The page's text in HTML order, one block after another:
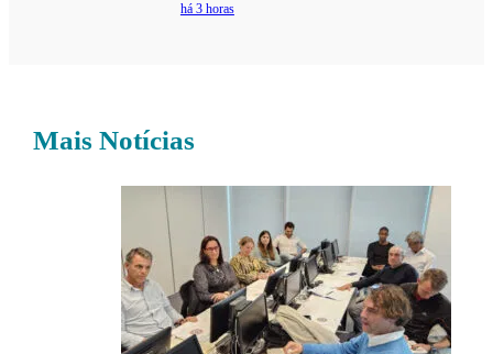
há 3 horas
Mais Notícias